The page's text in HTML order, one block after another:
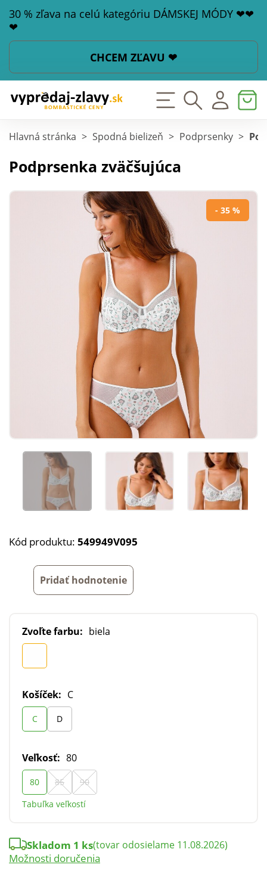
30 % zľava na celú kategóriu DÁMSKEJ MÓDY ❤❤
❤
CHCEM ZĽAVU ❤
Hlavná stránka > Spodná bielizeň > Podprsenky >
Podprsenka zväčšujúca
- 35 %
Kód produktu: 549949V095
Pridať hodnotenie
Zvoľte farbu: biela
Košíček: C
C D
Veľkosť: 80
80 85
90
Tabuľka veľkostí
Skladom 1 ks(tovar odosielame 11.08.2026)
Možnosti doručenia